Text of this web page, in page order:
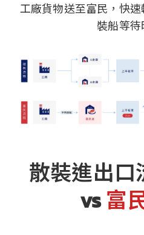
工廠貨物送至富民，快
裝船等待
散裝進出口
vs富